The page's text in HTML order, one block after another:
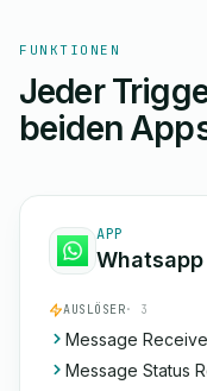
FUNKTIONEN
Jeder
beiden
APP
Whatsapp
AUSLÖSER· 3
Message
Message Status